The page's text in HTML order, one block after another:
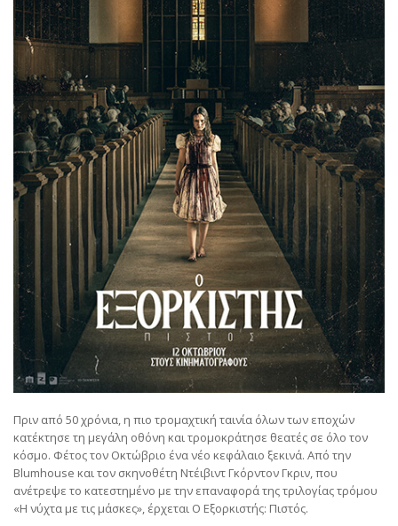
Πριν από 50 χρόνια, η πιο τρομαχτική ταινία όλων των εποχών
κατέκτησε τη μεγάλη οθόνη και τρομοκράτησε θεατές σε όλο τον
κόσμο. Φέτος τον Οκτώβριο ένα νέο κεφάλαιο ξεκινά. Από την
Blumhouse και τον σκηνοθέτη Ντέιβιντ Γκόρντον Γκριν, που
ανέτρεψε το κατεστημένο με την επαναφορά της τριλογίας τρόμου
«Η νύχτα με τις μάσκες», έρχεται Ο Εξορκιστής: Πιστός.